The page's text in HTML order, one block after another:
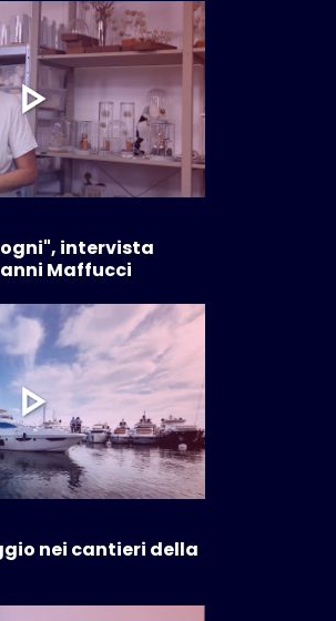
intervista
Maffucci
nei cantieri della